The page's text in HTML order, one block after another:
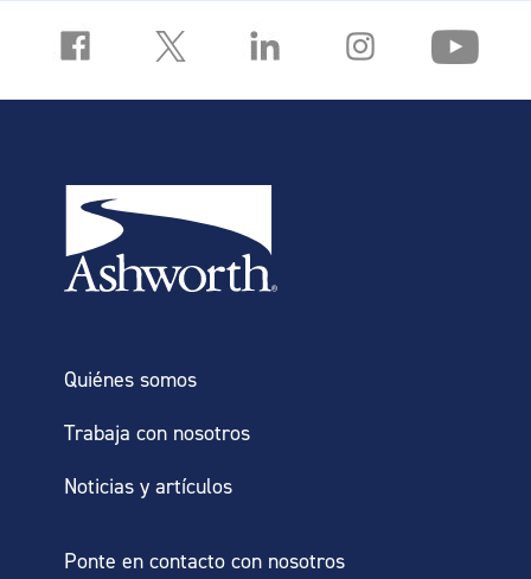
Quiénes somos
Trabaja con nosotros
Noticias y artículos
Ponte en contacto con nosotros